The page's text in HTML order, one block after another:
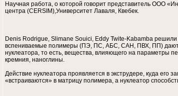
Научная работа, о которой говорит представитель ООО
центра (CERSIM),Университет Лаваля, Квебек.
Denis Rodrigue, Slimane Souici, Eddy Twite-Kabamba
вспениваемые полимеры (ПЭ, ПС, АБС, САН, ПВХ, ПП) дают
нуклеатора, то есть, вещества, влияющего на параметры
кремния, наноглины.
Действие нуклеатора проявляется в экструдере, куда его
«встраиваются» в матрицу полимера, а нуклеатор